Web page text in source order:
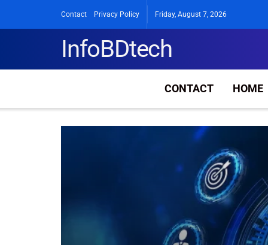
Contact Privacy Policy Friday, August 7, 2026
InfoBDtech
CONTACT HOME